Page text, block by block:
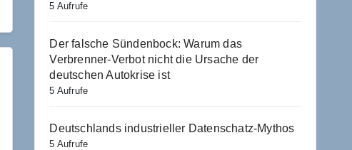
5 Aufrufe
Der falsche Sündenbock: Warum das
Verbrenner-Verbot nicht die Ursache der
deutschen Autokrise ist
5 Aufrufe
Deutschlands industrieller Datenschatz-Mythos
5 Aufrufe